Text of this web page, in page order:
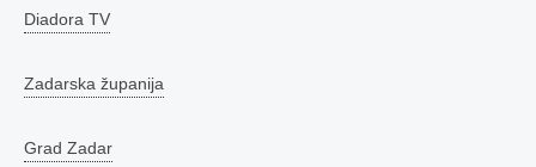
Diadora TV
Zadarska županija
Grad Zadar